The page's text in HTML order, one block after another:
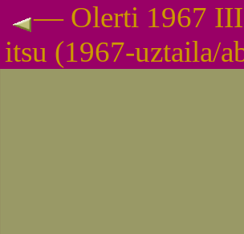
— Olerti 1967
itsu (1967-uztaila/